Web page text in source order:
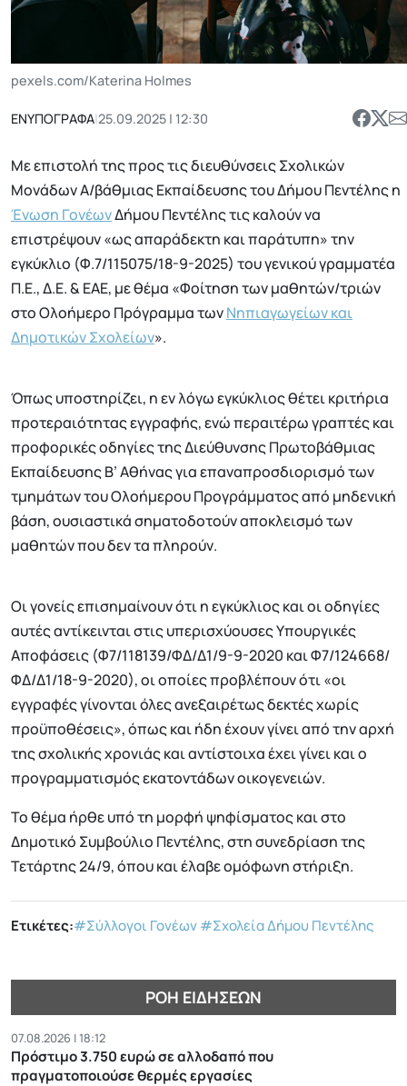
pexels.com/Katerina Holmes
ΕΝΥΠΟΓΡΑΦΑ|25.09.2025 | 12:30
Με επιστολή της προς τις διευθύνσεις Σχολικών
Μονάδων Α/βάθμιας Εκπαίδευσης του Δήμου Πεντέλης η
Ένωση ΓονέωνΔήμου Πεντέλης τις καλούν να
επιστρέψουν «ως απαράδεκτη και παράτυπη» την
εγκύκλιο (Φ.7/115075/18-9-2025) του γενικού γραμματέα
Π.Ε., Δ.Ε. & ΕΑΕ, με θέμα «Φοίτηση των μαθητών/τριών
στο Ολοήμερο Πρόγραμμα τωνΝηπιαγωγείων και
Δημοτικών Σχολείων».
Όπως υποστηρίζει, η εν λόγω εγκύκλιος θέτει κριτήρια
προτεραιότητας εγγραφής, ενώ περαιτέρω γραπτές και
προφορικές οδηγίες της Διεύθυνσης Πρωτοβάθμιας
Εκπαίδευσης Β’ Αθήνας για επαναπροσδιορισμό των
τμημάτων του Ολοήμερου Προγράμματος από μηδενική
βάση, ουσιαστικά σηματοδοτούν αποκλεισμό των
μαθητών που δεν τα πληρούν.
Οι γονείς επισημαίνουν ότι η εγκύκλιος και οι οδηγίες
αυτές αντίκεινται στις υπερισχύουσες Υπουργικές
Αποφάσεις (Φ7/118139/ΦΔ/Δ1/9-9-2020 και Φ7/124668/
ΦΔ/Δ1/18-9-2020), οι οποίες προβλέπουν ότι «οι
εγγραφές γίνονται όλες ανεξαιρέτως δεκτές χωρίς
προϋποθέσεις», όπως και ήδη έχουν γίνει από την αρχή
της σχολικής χρονιάς και αντίστοιχα έχει γίνει και ο
προγραμματισμός εκατοντάδων οικογενειών.
Το θέμα ήρθε υπό τη μορφή ψηφίσματος και στο
Δημοτικό Συμβούλιο Πεντέλης, στη συνεδρίαση της
Τετάρτης 24/9, όπου και έλαβε ομόφωνη στήριξη.
Ετικέτες:#Σύλλογοι Γονέων#Σχολεία Δήμου Πεντέλης
ΡΟΉ ΕΙΔΉΣΕΩΝ
07.08.2026 | 18:12
Πρόστιμο 3.750 ευρώ σε αλλοδαπό που
πραγματοποιούσε θερμές εργασίες